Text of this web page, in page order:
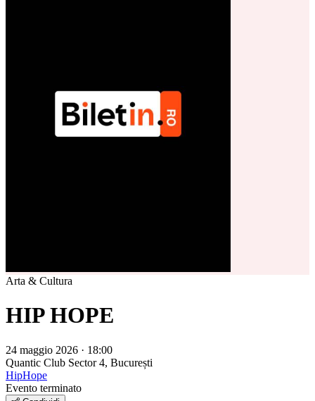
Arta & Cultura
HIP HOPE
24 maggio 2026 · 18:00
Quantic Club Sector 4, București
HipHope
Evento terminato